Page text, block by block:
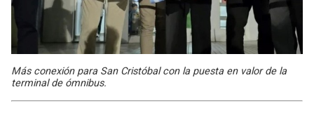
Más conexión para San Cristóbal con la puesta en valor de la
terminal de ómnibus.